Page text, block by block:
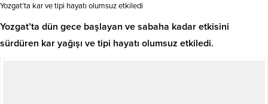
Yozgat’ta kar ve tipi hayatı olumsuz etkiledi
Yozgat’ta dün gece başlayan ve sabaha kadar etkisini
sürdüren kar yağışı ve tipi hayatı olumsuz etkiledi.